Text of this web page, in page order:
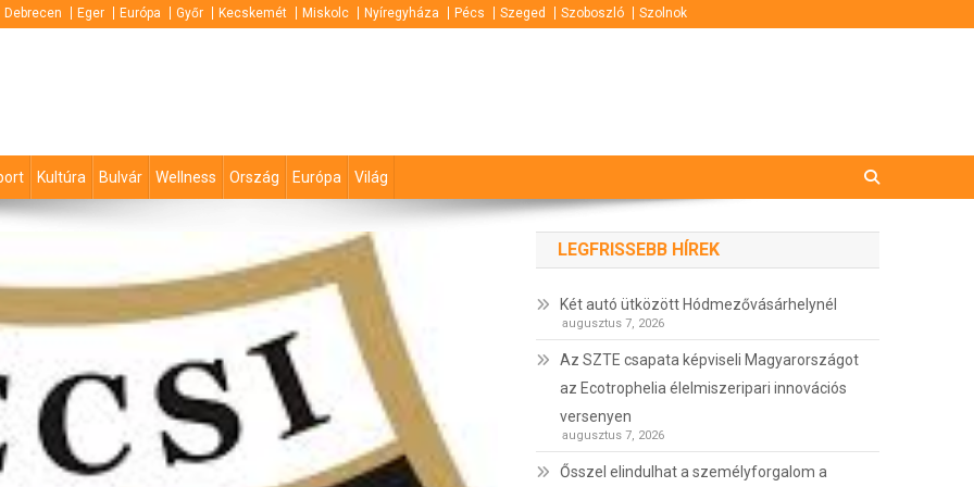
Debrecen Eger Európa Győr Kecskemét Miskolc Nyíregyháza Pécs Szeged Szoboszló Szolnok
Kultúra Bulvár Wellness Ország Európa Világ
LEGFRISSEBB HÍREK
Két autó ütközött Hódmezővásárhelynél
augusztus 7, 2026
Az SZTE csapata képviseli Magyarországot
az Ecotrophelia élelmiszeripari innovációs
versenyen
augusztus 7, 2026
Ősszel elindulhat a személyforgalom a